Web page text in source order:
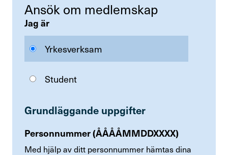
Ansök om medlem­skap
Jag är
Yrkesverksam
Student
Grund­läg­gande uppgifter
Personnummer (ÅÅÅÅMMDDXXXX)
Med hjälp av ditt personnummer hämtas dina